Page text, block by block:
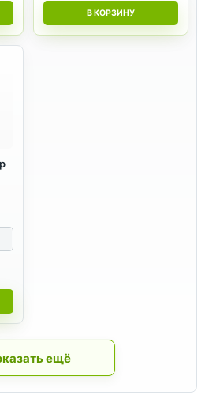
В КОРЗИНУ
ещё